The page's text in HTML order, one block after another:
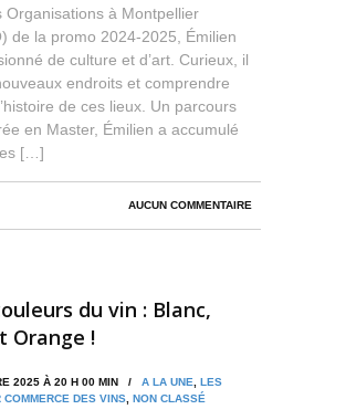
Organisations à Montpellier
de la promo 2024-2025, Émilien
de culture et d’art. Curieux, il
endroits et comprendre
de ces lieux. Un parcours
en Master, Émilien a accumulé
[…]
AUCUN COMMENTAIRE
du vin : Blanc,
Orange !
2025 À 20 H 00 MIN / A LA UNE
LES
DES VINS NON CLASSÉ